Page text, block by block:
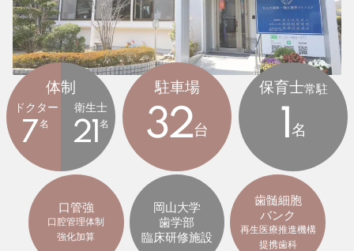
体制
ドクター
7 名
衛生士
21名
駐車場
32台
保育士常駐
1名
口管強
口腔管理体制
強化加算
岡山大学
歯学部
臨床研修施設
歯髄細胞
バンク
再生医療推進機構
提携歯科